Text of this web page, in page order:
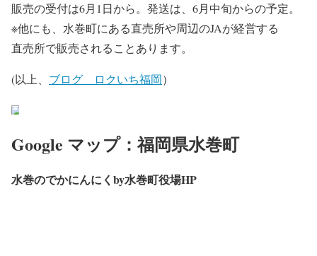
販売の受付は6月1日から。発送は、6月中旬からの予定。
※他にも、水巻町にある直売所や周辺のJAが経営する
直売所で販売されることあります。
(以上、 ブログ ロクいち福岡）
Google マップ：福岡県水巻町
水巻のでかにんにくby水巻町役場HP